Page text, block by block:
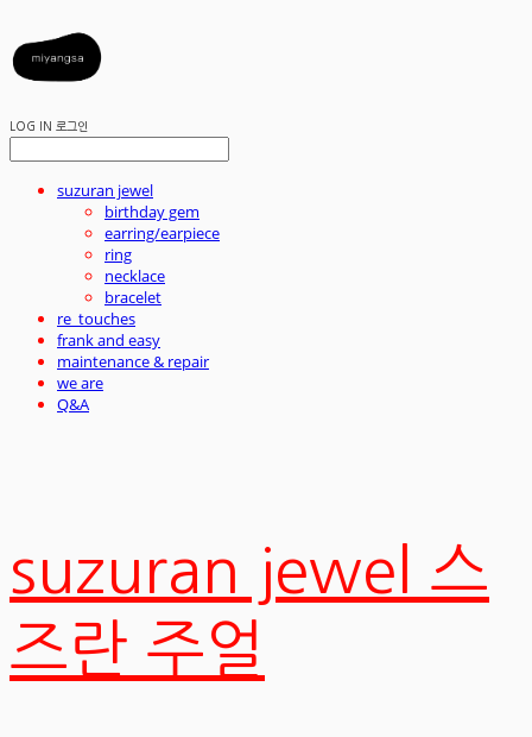
LOG IN 로그인
suzuran jewel
birthday gem
earring/earpiece
ring
necklace
bracelet
re_touches
frank and easy
maintenance & repair
we are
Q&A
suzuran jewel 스
즈란 주얼